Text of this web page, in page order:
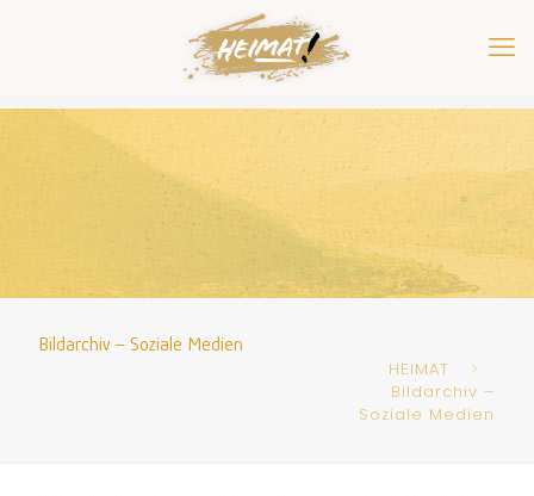
Bildarchiv – Soziale Medien
HEIMAT
Bildarchiv –
Soziale Medien